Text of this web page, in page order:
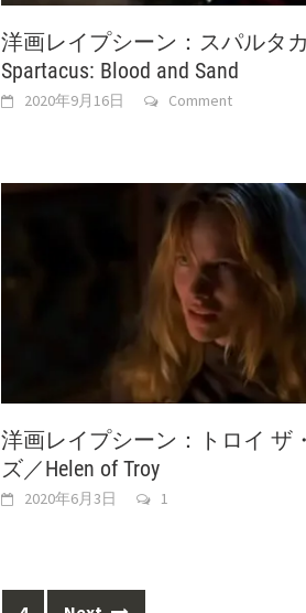
洋画レイプシーン：スパルタ
Spartacus: Blood and Sand
2020年9月16日 Comment
洋画レイプシーン：トロイ ザ
ズ／Helen of Troy
2020年6月3日 1